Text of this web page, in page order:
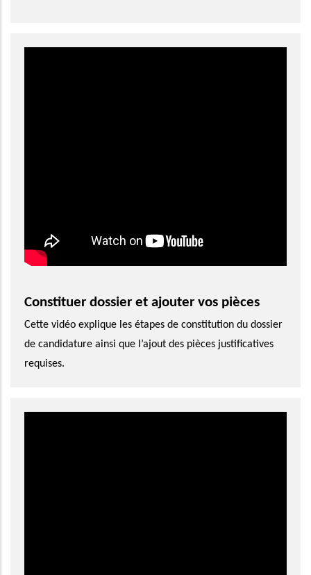
Constituer dossier et ajouter vos pièces
Cette vidéo explique les étapes de constitution du dossier
de candidature ainsi que l’ajout des pièces justificatives
requises.